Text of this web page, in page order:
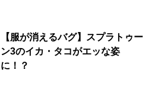
【服が消えるバグ】スプラトゥー
ン3のイカ・タコがエッな姿
に！？